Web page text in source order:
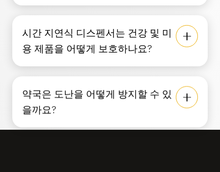
시간 지연식 디스펜서는 건강 및 미
용 제품을 어떻게 보호하나요?
약국은 도난을 어떻게 방지할 수 있
을까요?